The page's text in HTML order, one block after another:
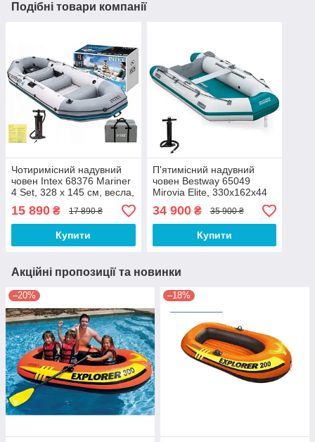
Подібні товари компанії
Чотиримісний надувний
човен Intex 68376 Mariner
4 Set, 328 х 145 см, весла,
камерний
15 890 ₴ 17 890 ₴
Купити
П'ятимісний надувний
човен Bestway 65049
Mirovia Elite, 330х162х44
см, 4 ручки, 2 весла 162см
(алюміній), ручний насос,
сумка
34 900₴ 35 900 ₴
Купити
Акційні пропозиції та новинки
–20% –18%